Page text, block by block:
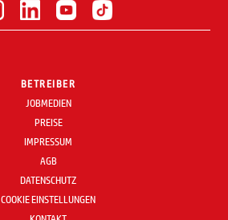
BETREIBER
JOBMEDIEN
PREISE
IMPRESSUM
AGB
DATENSCHUTZ
COOKIE EINSTELLUNGEN